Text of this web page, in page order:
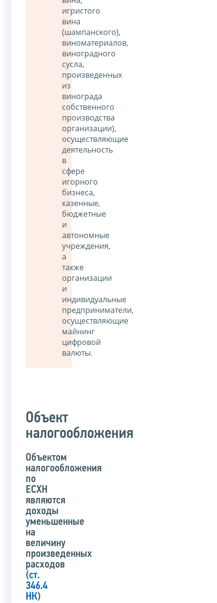
игристого
вина
(шампанского),
виноматериалов,
виноградного
сусла,
произведенных
из
винограда
собственного
производства
организации),
осуществляющие
деятельность
в
сфере
игорного
бизнеса,
казенные,
бюджетные
и
автономные
учреждения,
а
также
организации
и
индивидуальные
предприниматели,
осуществляющие
майнинг
цифровой
валюты.
Объект
налогообложения
Объектом
налогообложения
по
ЕСХН
являются
доходы
уменьшенные
на
величину
произведенных
расходов
(ст.
346.4
НК)